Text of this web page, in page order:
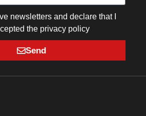
newsletters and declare that I
the privacy policy
Send